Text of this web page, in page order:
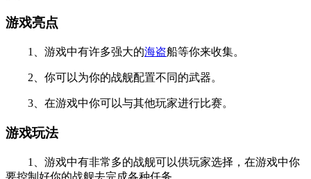
游戏亮点
1、游戏中有许多强大的海盗船等你来收集。
2、你可以为你的战舰配置不同的武器。
3、在游戏中你可以与其他玩家进行比赛。
游戏玩法
1、游戏中有非常多的战舰可以供玩家选择，在游戏中你
要控制好你的战舰去完成各种任务。